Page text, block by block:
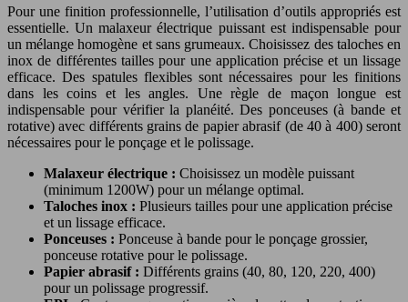
Pour une finition professionnelle, l’utilisation d’outils appropriés est
essentielle. Un malaxeur électrique puissant est indispensable pour
un mélange homogène et sans grumeaux. Choisissez des taloches en
inox de différentes tailles pour une application précise et un lissage
efficace. Des spatules flexibles sont nécessaires pour les finitions
dans les coins et les angles. Une règle de maçon longue est
indispensable pour vérifier la planéité. Des ponceuses (à bande et
rotative) avec différents grains de papier abrasif (de 40 à 400) seront
nécessaires pour le ponçage et le polissage.
Malaxeur électrique : Choisissez un modèle puissant
(minimum 1200W) pour un mélange optimal.
Taloches inox : Plusieurs tailles pour une application précise
et un lissage efficace.
Ponceuses : Ponceuse à bande pour le ponçage grossier,
ponceuse rotative pour le polissage.
Papier abrasif : Différents grains (40, 80, 120, 220, 400)
pour un polissage progressif.